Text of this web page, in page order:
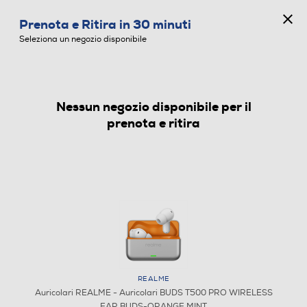
AURICOLARI
Prenota e Ritira in 30 minuti
Seleziona un negozio disponibile
Nessun negozio disponibile per il
prenota e ritira
REALME
Auricolari REALME - Auricolari BUDS T500 PRO WIRELESS